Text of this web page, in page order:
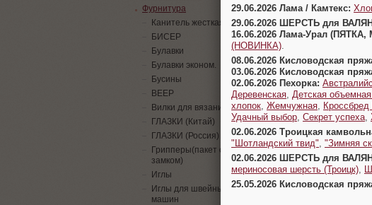
Фурнитура
Канитель жесткая
БИСЕР
Булавки
Булавки эконом.
Бусины
ВЕЕР
Вилки для вязания
ГЛАЗКИ (Китай)
ГЛАЗКИ (Россия)
Грипперы(пакет с
замком)
Иглы
Иглы для швейных
машин
29.06.2026 Лама / Камтекс:
29.06.2026 ШЕРСТЬ для
16.06.2026 Лама-Урал
(НОВИНКА)
08.06.2026 Кисловодская
03.06.2026 Кисловодская
02.06.2026 Пехорка:
Деревенская Детская объемная
хлопок Жемчужная
Удачный выбор Секрет успеха
02.06.2026 Троицкая
"Шотландский твид" "Зимняя
02.06.2026 ШЕРСТЬ для
мериносовая шерсть (Троицк)
25.05.2026 Кисловодская